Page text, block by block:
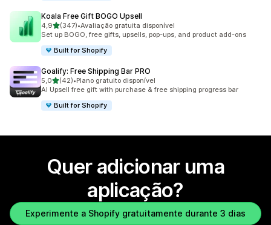
Koala Free Gift BOGO Upsell
4,9de 5 estrelas
(347)
347 total de avaliações
•Avaliação gratuita disponível
Set up BOGO, free gifts, upsells, pop-ups, and product add-ons
Built for Shopify
Goalify: Free Shipping Bar PRO
5,0de 5 estrelas
(42)
42 total de avaliações
•Plano gratuito disponível
AI Upsell free gift with purchase & free shipping progress bar
Built for Shopify
Quer adicionar uma
aplicação?
Experimente a Shopify gratuitamente durante 3 dias